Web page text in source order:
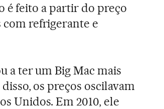
é feito a partir do preço
com refrigerante e
a ter um Big Mac mais
os preços oscilavam
Unidos. Em 2010, ele